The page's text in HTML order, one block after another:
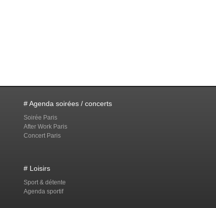
# Agenda soirées / concerts
Soirée Paris
After Work Paris
Concert Paris
# Loisirs
Sport & détente
Agenda sportif